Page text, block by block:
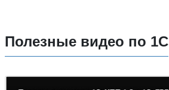
Полезные видео по 1С